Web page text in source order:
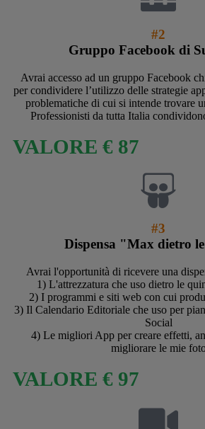
#2
Gruppo Facebook di
Avrai accesso ad un gruppo Facebook
per condividere l’utilizzo delle strategie
problematiche di cui si intende trovare
Professionisti da tutta Italia
VALORE € 87
#3
Dispensa "Max dietro
Avrai l'opportunità di ricevere una
1) L'attrezzatura che uso dietro le
2) I programmi e siti web con cui
3) Il Calendario Editoriale che uso per
Social
4) Le migliori App per creare effetti,
migliorare le mie
VALORE € 97